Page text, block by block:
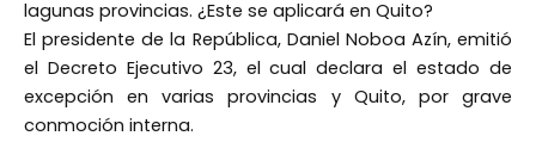
lagunas provincias. ¿Este se aplicará en Quito?
El presidente de la República, Daniel Noboa Azín, emitió
el Decreto Ejecutivo 23, el cual declara el estado de
excepción en varias provincias y Quito, por grave
conmoción interna.